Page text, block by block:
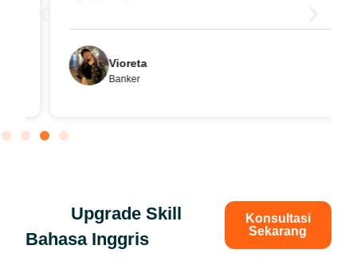
Vioreta
Banker
Upgrade Skill
Bahasa Inggris
Konsultasi
Sekarang